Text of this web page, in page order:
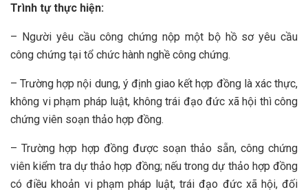
Trình tự thực hiện:
– Người yêu cầu công chứng nộp một bộ hồ sơ yêu cầu
công chứng tại tổ chức hành nghề công chứng.
– Trường hợp nội dung, ý định giao kết hợp đồng là xác thực,
không vi phạm pháp luật, không trái đạo đức xã hội thì công
chứng viên soạn thảo hợp đồng.
– Trường hợp hợp đồng được soạn thảo sẵn, công chứng
viên kiểm tra dự thảo hợp đồng; nếu trong dự thảo hợp đồng
có điều khoản vi phạm pháp luật, trái đạo đức xã hội, đối